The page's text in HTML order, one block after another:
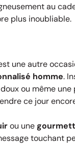
au
plus inoubliable.
une autre
homme.
ou même une
ce jour
ou une
touchant